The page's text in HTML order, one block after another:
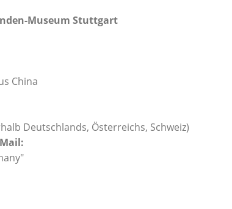
Museum Stuttgart
China
Deutschlands, Österreichs, Schweiz)